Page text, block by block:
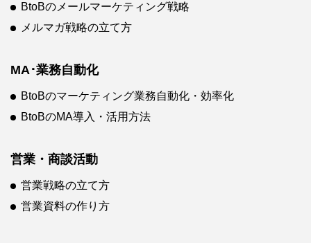
BtoBのメールマーケティング戦略
メルマガ戦略の立て方
MA･業務自動化
BtoBのマーケティング業務自動化・効率化
BtoBのMA導入・活用方法
営業・商談活動
営業戦略の立て方
営業資料の作り方